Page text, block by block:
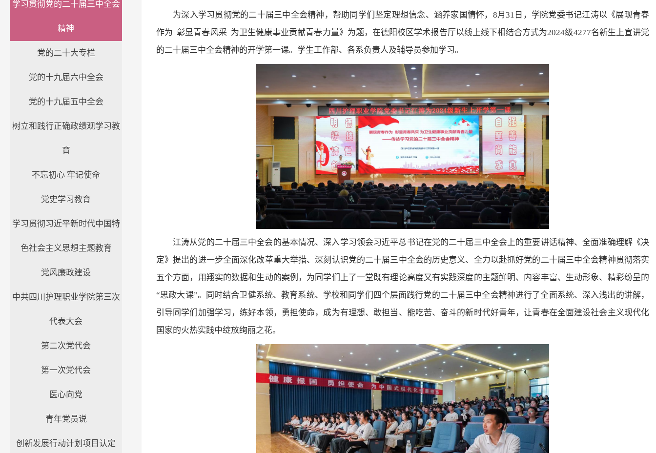
学习贯彻党的二十届三中全会
精神
党的二十大专栏
党的十九届六中全会
党的十九届五中全会
树立和践行正确政绩观学习教
育
不忘初心 牢记使命
党史学习教育
学习贯彻习近平新时代中国特
色社会主义思想主题教育
党风廉政建设
中共四川护理职业学院第三次
代表大会
第二次党代会
第一次党代会
医心向党
青年党员说
创新发展行动计划项目认定
为深入学习贯彻党的二十届三中全会精神，帮助同学们坚定理想信念、涵养家国情怀，8月31日，学院党委书记江涛以《展现青春
作为 彰显青春风采 为卫生健康事业贡献青春力量》为题，在德阳校区学术报告厅以线上线下相结合方式为2024级4277名新生上宣讲党
的二十届三中全会精神的开学第一课。学生工作部、各系负责人及辅导员参加学习。
江涛从党的二十届三中全会的基本情况、深入学习领会习近平总书记在党的二十届三中全会上的重要讲话精神、全面准确理解《决
定》提出的进一步全面深化改革重大举措、深刻认识党的二十届三中全会的历史意义、全力以赴抓好党的二十届三中全会精神贯彻落实
五个方面，用翔实的数据和生动的案例，为同学们上了一堂既有理论高度又有实践深度的主题鲜明、内容丰富、生动形象、精彩纷呈的
“思政大课”。同时结合卫健系统、教育系统、学校和同学们四个层面践行党的二十届三中全会精神进行了全面系统、深入浅出的讲解，
引导同学们加强学习，练好本领，勇担使命，成为有理想、敢担当、能吃苦、奋斗的新时代好青年，让青春在全面建设社会主义现代化
国家的火热实践中绽放绚丽之花。